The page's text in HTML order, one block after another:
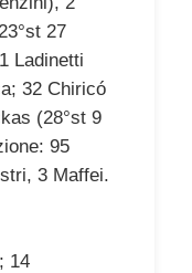
27
Ladinetti
32 Chiricó
(28°st 9
95
3 Maffei.
14